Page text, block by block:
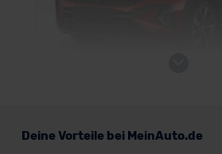
Deine Vorteile bei MeinAuto.de